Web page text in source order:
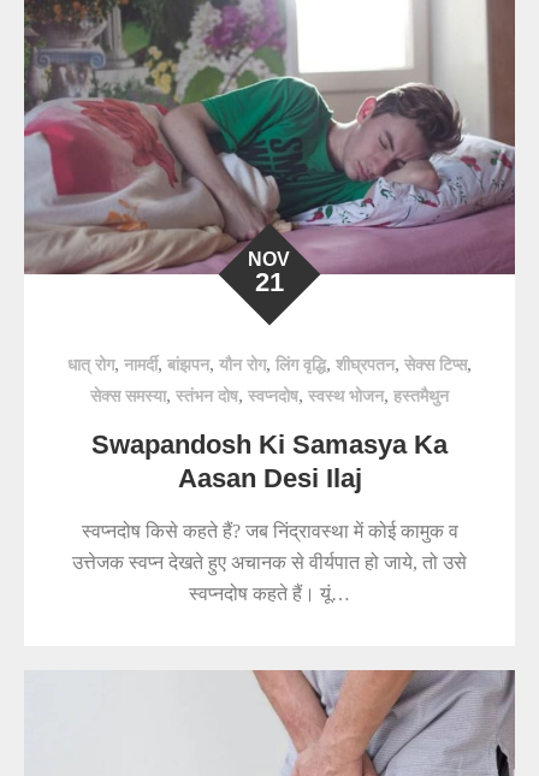
NOV
21
धात् रोग, नामर्दी, बांझपन, यौन रोग, लिंग वृद्धि, शीघ्रपतन, सेक्स टिप्स,
सेक्स समस्या, स्तंभन दोष, स्वप्नदोष, स्वस्थ भोजन, हस्तमैथुन
Swapandosh Ki Samasya Ka
Aasan Desi Ilaj
स्वप्नदोष किसे कहते हैं? जब निंद्रावस्था में कोई कामुक व
उत्तेजक स्वप्न देखते हुए अचानक से वीर्यपात हो जाये, तो उसे
स्वप्नदोष कहते हैं। यूं…